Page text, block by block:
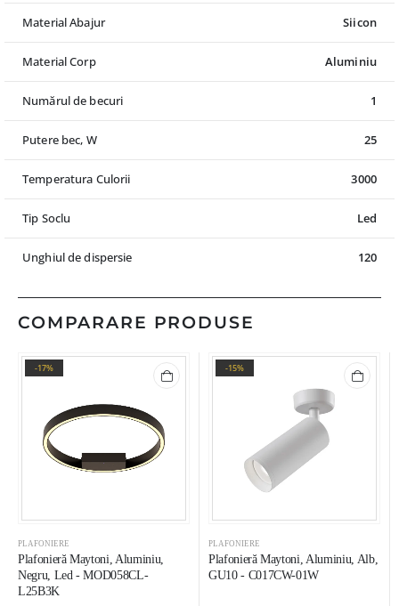
Material Abajur Siicon
Material Corp Aluminiu
Numărul de becuri 1
Putere bec, W 25
Temperatura Culorii 3000
Tip Soclu Led
Unghiul de dispersie 120
COMPARARE PRODUSE
-17%
PLAFONIERE
Plafonieră Maytoni, Aluminiu,
Negru, Led - MOD058CL-
L25B3K
-15%
PLAFONIERE
Plafonieră Maytoni, Aluminiu, Alb,
GU10 - C017CW-01W